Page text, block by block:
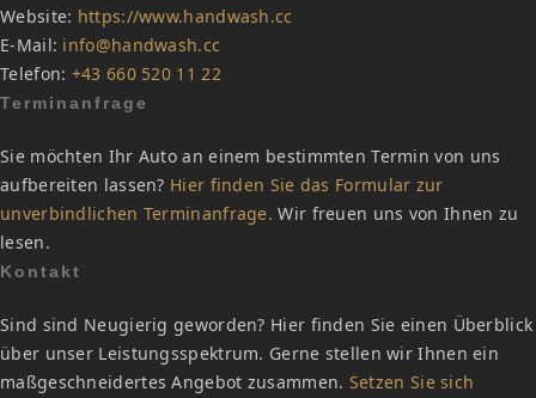
Website: https://www.handwash.cc
E-Mail: info@handwash.cc
Telefon: +43 660 520 11 22
Terminanfrage
Sie möchten Ihr Auto an einem bestimmten Termin von uns
aufbereiten lassen? Hier finden Sie das Formular zur
unverbindlichen Terminanfrage. Wir freuen uns von Ihnen zu
lesen.
Kontakt
Sind sind Neugierig geworden? Hier finden Sie einen Überblick
über unser Leistungsspektrum. Gerne stellen wir Ihnen ein
maßgeschneidertes Angebot zusammen. Setzen Sie sich